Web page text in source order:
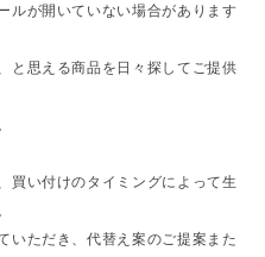
ルが開いていない場合があります
と思える商品を日々探してご提供
買い付けのタイミングによって生
いただき、代替え案のご提案また